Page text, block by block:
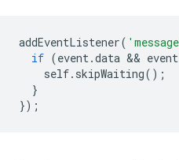
addEventListener(
if (event.data && event
self. skipWaiting();
}
});